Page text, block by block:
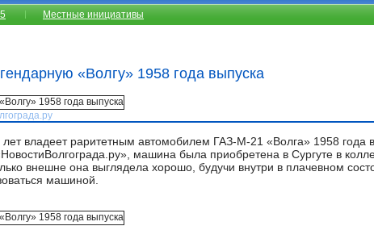
Местные инициативы
«Волгу» 1958 года выпуска
владеет раритетным автомобилем ГАЗ-М-21 «Волга» 1958 года
машина была приобретена в Сургуте в
внешне она выглядела хорошо, будучи внутри в плачевном
машиной.